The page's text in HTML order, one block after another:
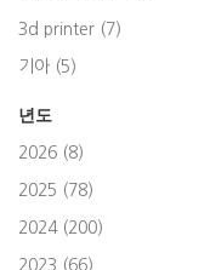
3d printer (7)
기아 (5)
년도
2026 (8)
2025 (78)
2024 (200)
2023 (66)